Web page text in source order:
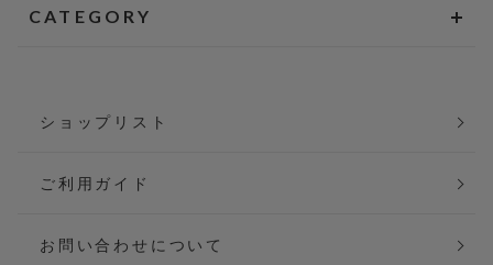
CATEGORY
ショップリスト
ご利用ガイド
お問い合わせについて